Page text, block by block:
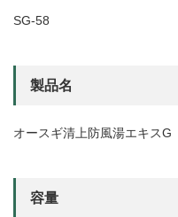
SG-58
製品名
オースギ清上防風湯エキスG
容量